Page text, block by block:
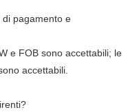
pagamento e
e FOB sono accettabili; le
accettabili.